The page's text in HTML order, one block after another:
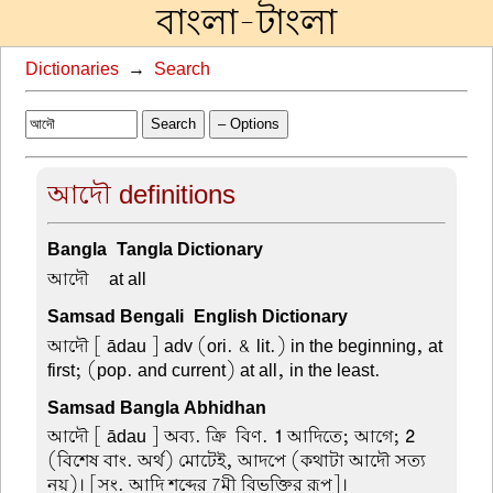
বাংলা-টাংলা
Dictionaries → Search
Search – Options
আদৌ definitions
Bangla-Tangla Dictionary
আদৌ –at all
Samsad Bengali-English Dictionary
আদৌ [ ādau ] adv (ori. & lit.) in the beginning, at
first; (pop. and current) at all, in the least.
Samsad Bangla Abhidhan
আদৌ [ ādau ] অব্য. ক্রি-বিণ. 1 আদিতে; আগে; 2
(বিশেষ বাং. অর্থ) মোটেই, আদপে (কথাটা আদৌ সত্য
নয়)। [সং. আদি শব্দের 7মী বিভক্তির রূপ]।